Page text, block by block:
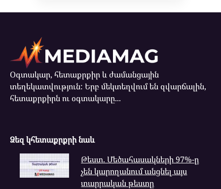
Օգտակար, հետաքրքիր և ժամանցային
տեղեկատվություն: Երբ մեկտեղվում են զվարճալին,
հետաքրքիրն ու օգտակարը...
Ձեզ կհետաքրքրի նաև
Թեստ. Մեծահասակների 97%-ը
չեն կարողանում անցնել այս
տարրական թեստը